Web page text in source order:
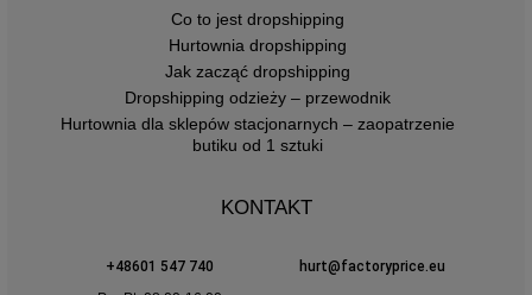
Co to jest dropshipping
Hurtownia dropshipping
Jak zacząć dropshipping
Dropshipping odzieży – przewodnik
Hurtownia dla sklepów stacjonarnych – zaopatrzenie
butiku od 1 sztuki
KONTAKT
+48601 547 740
hurt@factoryprice.eu